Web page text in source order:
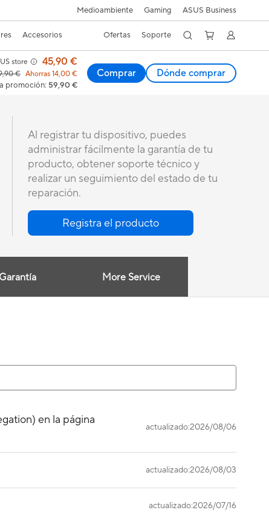
Medioambiente Gaming ASUS Business
Accesorios Ofertas Soporte
store 45,90 €
€ Ahorras 14,00 €
promoción: 59,90 €
Comprar Dónde comprar
Al registrar tu dispositivo, puedes
administrar fácilmente la garantía de tu
producto, obtener soporte técnico y
realizar un seguimiento del estado de tu
reparación.
Registra el producto
Garantía More Service
en la página
actualizado:2026/08/06
actualizado:2026/08/03
actualizado:2026/07/16